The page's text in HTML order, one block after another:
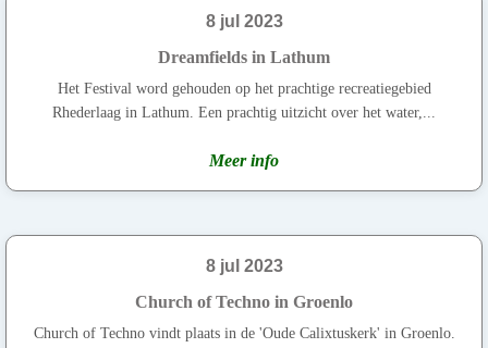
8 jul 2023
Dreamfields in Lathum
Het Festival word gehouden op het prachtige recreatiegebied
Rhederlaag in Lathum. Een prachtig uitzicht over het water,...
Meer info
8 jul 2023
Church of Techno in Groenlo
Church of Techno vindt plaats in de 'Oude Calixtuskerk' in Groenlo.